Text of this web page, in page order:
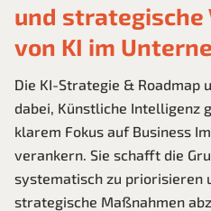
und strategische
von KI im
Die KI-Strategie &
dabei, Künstliche Intelligenz
klarem Fokus auf Business
verankern. Sie schafft die
systematisch zu priorisieren
strategische Maßnahmen